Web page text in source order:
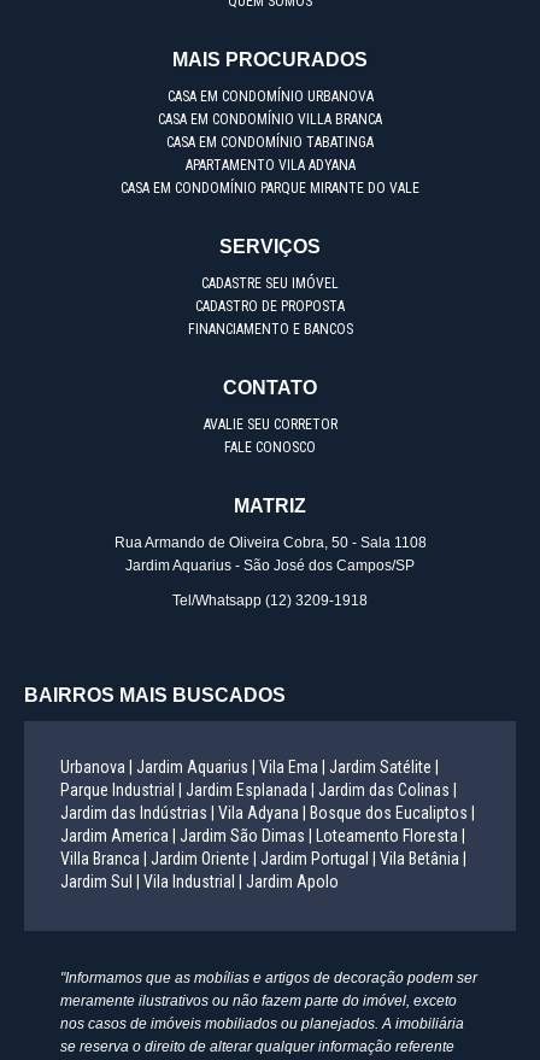
MAIS PROCURADOS
CASA EM CONDOMÍNIO URBANOVA
CASA EM CONDOMÍNIO VILLA BRANCA
CASA EM CONDOMÍNIO TABATINGA
APARTAMENTO VILA ADYANA
CASA EM CONDOMÍNIO PARQUE MIRANTE DO VALE
SERVIÇOS
CADASTRE SEU IMÓVEL
CADASTRO DE PROPOSTA
FINANCIAMENTO E BANCOS
CONTATO
AVALIE SEU CORRETOR
FALE CONOSCO
MATRIZ
Rua Armando de Oliveira Cobra, 50 - Sala 1108
Jardim Aquarius - São José dos Campos/SP
Tel/Whatsapp (12) 3209-1918
BAIRROS MAIS BUSCADOS
Urbanova | Jardim Aquarius | Vila Ema |
Jardim Satélite |
Parque Industrial |
Jardim Esplanada |
Jardim das Colinas |
Jardim das Indústrias |
Vila Adyana |
Bosque dos Eucaliptos |
Jardim America |
Jardim São Dimas |
Loteamento Floresta |
Villa Branca |
Jardim Oriente | Jardim Portugal |
Vila Betânia |
Jardim Sul |
Vila Industrial | Jardim Apolo
"Informamos que as mobílias e artigos de decoração podem ser
meramente ilustrativos ou não fazem parte do imóvel, exceto
nos casos de imóveis mobiliados ou planejados. A imobiliária
se reserva o direito de alterar qualquer informação referente